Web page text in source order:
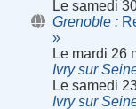
Le samedi
Grenoble
»
Le mardi 26
Ivry sur
Le samedi
Ivry sur